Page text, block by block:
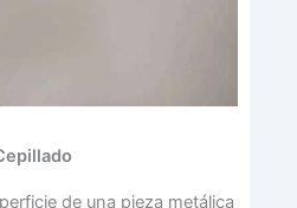
de una pieza metálica